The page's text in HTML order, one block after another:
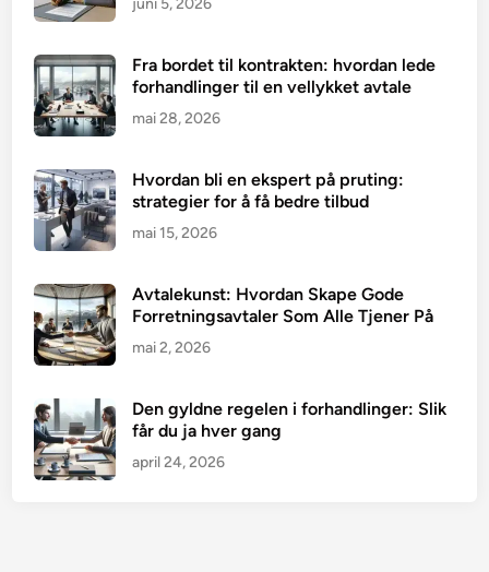
Fra bordet til kontrakten: hvordan lede
forhandlinger til en vellykket avtale
mai 28, 2026
Hvordan bli en ekspert på pruting:
strategier for å få bedre tilbud
mai 15, 2026
Avtalekunst: Hvordan Skape Gode
Forretningsavtaler Som Alle Tjener På
mai 2, 2026
Den gyldne regelen i forhandlinger: Slik
får du ja hver gang
april 24, 2026